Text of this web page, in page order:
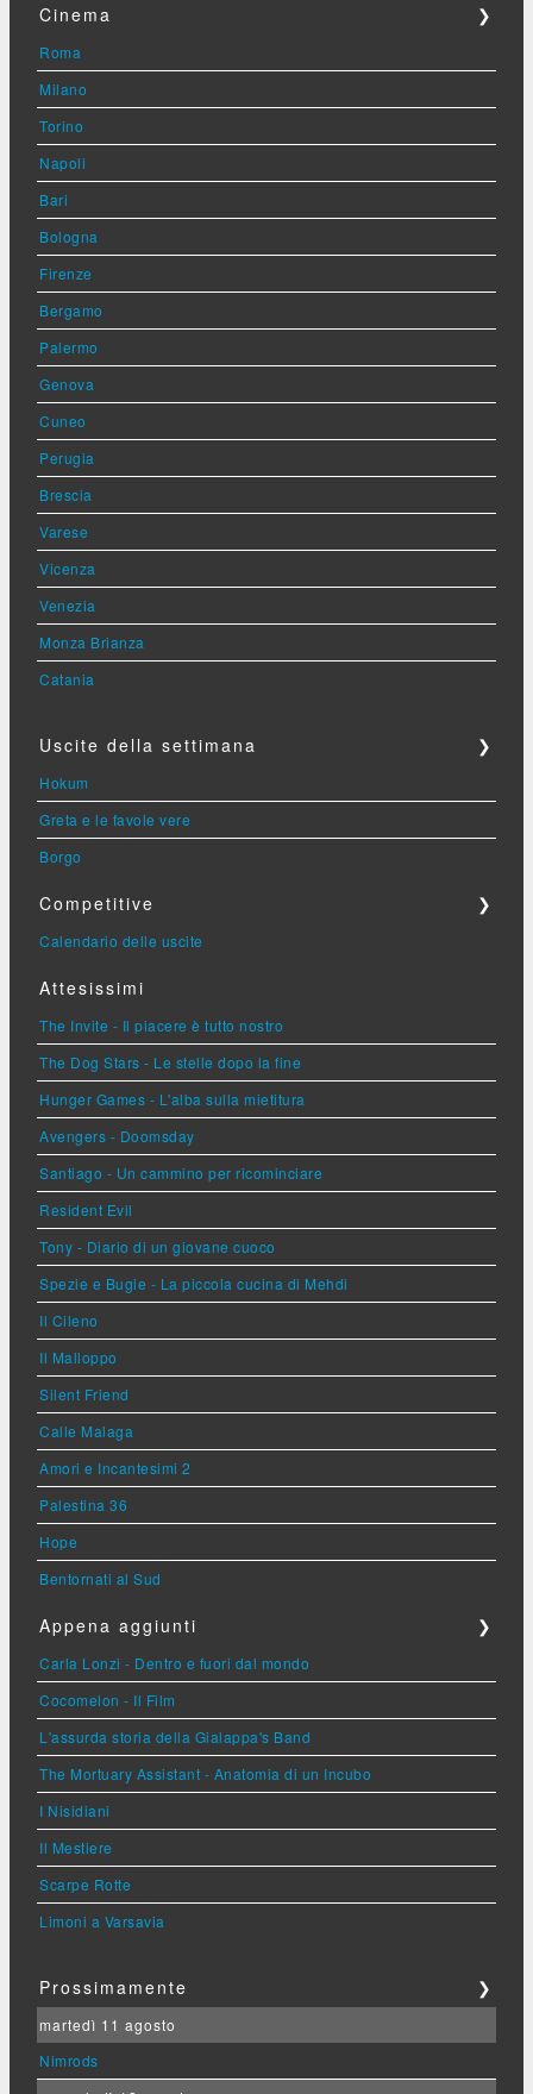
Cinema ❯
Roma
Milano
Torino
Napoli
Bari
Bologna
Firenze
Bergamo
Palermo
Genova
Cuneo
Perugia
Brescia
Varese
Vicenza
Venezia
Monza Brianza
Catania
Uscite della settimana ❯
Hokum
Greta e le favole vere
Borgo
Competitive ❯
Calendario delle uscite
Attesissimi
The Invite - Il piacere è tutto nostro
The Dog Stars - Le stelle dopo la fine
Hunger Games - L'alba sulla mietitura
Avengers - Doomsday
Santiago - Un cammino per ricominciare
Resident Evil
Tony - Diario di un giovane cuoco
Spezie e Bugie - La piccola cucina di Mehdi
Il Cileno
Il Malloppo
Silent Friend
Calle Malaga
Amori e Incantesimi 2
Palestina 36
Hope
Bentornati al Sud
Appena aggiunti ❯
Carla Lonzi - Dentro e fuori dal mondo
Cocomelon - Il Film
L'assurda storia della Gialappa's Band
The Mortuary Assistant - Anatomia di un Incubo
I Nisidiani
Il Mestiere
Scarpe Rotte
Limoni a Varsavia
Prossimamente ❯
martedì 11 agosto
Nimrods